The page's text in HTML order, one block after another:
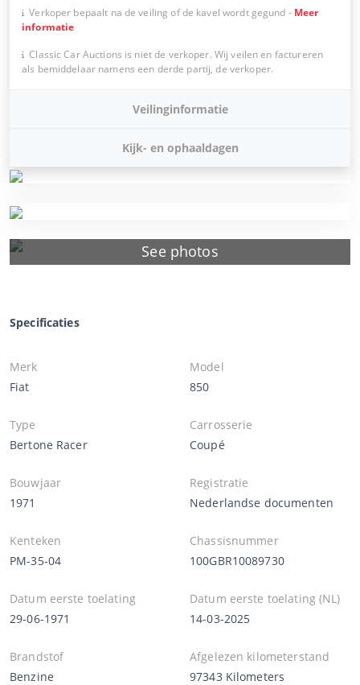
See photos
Verkoper bepaalt na de veiling of de kavel wordt gegund - Meer
informatie
Classic Car Auctions is niet de verkoper. Wij veilen en factureren
als bemiddelaar namens een derde partij, de verkoper.
Veilinginformatie
Kijk- en ophaaldagen
Specificaties
Merk
Fiat
Model
850
Type
Bertone Racer
Carrosserie
Coupé
Bouwjaar
1971
Registratie
Nederlandse documenten
Kenteken
PM-35-04
Chassisnummer
100GBR10089730
Datum eerste toelating
29-06-1971
Datum eerste toelating (NL)
14-03-2025
Brandstof
Benzine
Afgelezen kilometerstand
97343 Kilometers